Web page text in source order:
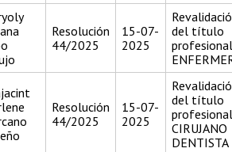
Resolución
44/2025
15-07-
2025
del título
Resolución
44/2025
15-07-
2025
del título
CIRUJANO
DENTISTA